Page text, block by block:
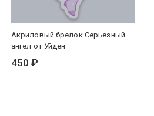
Акриловый брелок Серьезный
ангел от Уйден
450 ₽